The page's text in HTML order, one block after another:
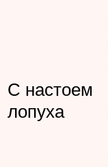
С настоем
лопуха